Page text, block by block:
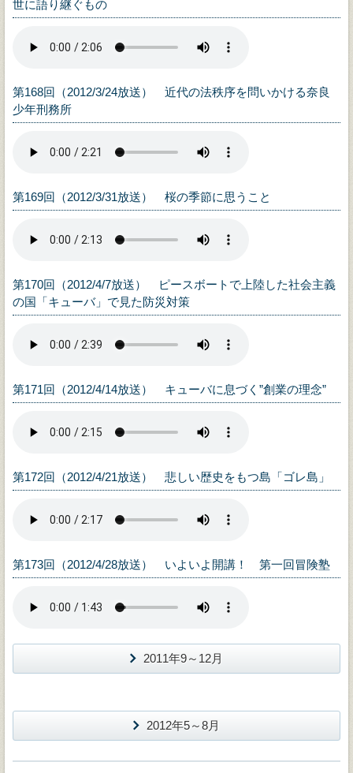
世に語り継ぐもの
第168回（2012/3/24放送） 近代の法秩序を問いかける奈良
少年刑務所
第169回（2012/3/31放送） 桜の季節に思うこと
第170回（2012/4/7放送） ピースボートで上陸した社会主義
の国「キューバ」で見た防災対策
第171回（2012/4/14放送） キューバに息づく”創業の理念”
第172回（2012/4/21放送） 悲しい歴史をもつ島「ゴレ島」
第173回（2012/4/28放送） いよいよ開講！ 第一回冒険塾
2011年9～12月
2012年5～8月